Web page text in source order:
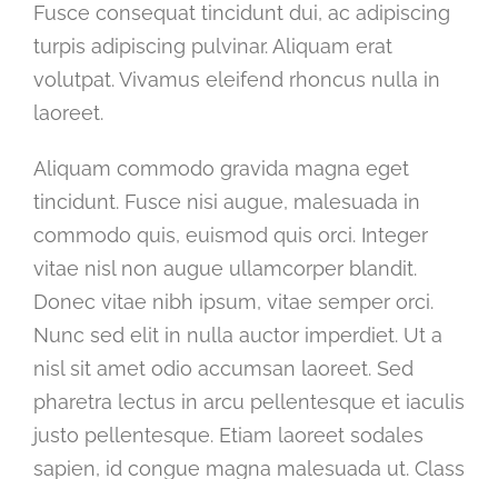
Fusce consequat tincidunt dui, ac adipiscing
turpis adipiscing pulvinar. Aliquam erat
volutpat. Vivamus eleifend rhoncus nulla in
laoreet.
Aliquam commodo gravida magna eget
tincidunt. Fusce nisi augue, malesuada in
commodo quis, euismod quis orci. Integer
vitae nisl non augue ullamcorper blandit.
Donec vitae nibh ipsum, vitae semper orci.
Nunc sed elit in nulla auctor imperdiet. Ut a
nisl sit amet odio accumsan laoreet. Sed
pharetra lectus in arcu pellentesque et iaculis
justo pellentesque. Etiam laoreet sodales
sapien, id congue magna malesuada ut. Class